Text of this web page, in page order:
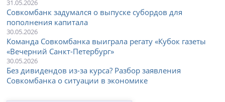
31.05.2026
Совкомбанк задумался о выпуске субордов для
пополнения капитала
30.05.2026
Команда Совкомбанка выиграла регату «Кубок газеты
«Вечерний Санкт-Петербург»
30.05.2026
Без дивидендов из-за курса? Разбор заявления
Совкомбанка о ситуации в экономике